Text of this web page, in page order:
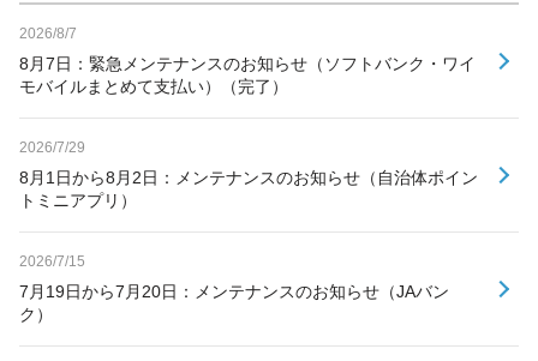
2026/8/7
8月7日：緊急メンテナンスのお知らせ（ソフトバンク・ワイ
モバイルまとめて支払い）（完了）
2026/7/29
8月1日から8月2日：メンテナンスのお知らせ（自治体ポイン
トミニアプリ）
2026/7/15
7月19日から7月20日：メンテナンスのお知らせ（JAバン
ク）